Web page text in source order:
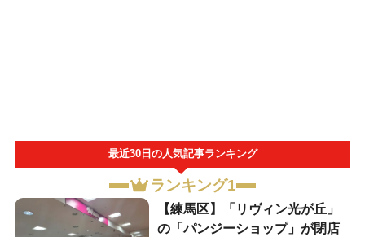
最近30日の人気記事ランキング
ランキング1
【練馬区】「リヴィン光が丘」
の「パンジーショップ」が閉店